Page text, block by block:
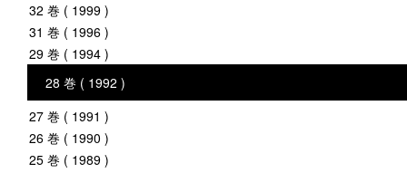
32 巻 ( 1999 )
31 巻 ( 1996 )
29 巻 ( 1994 )
28 巻 ( 1992 )
27 巻 ( 1991 )
26 巻 ( 1990 )
25 巻 ( 1989 )